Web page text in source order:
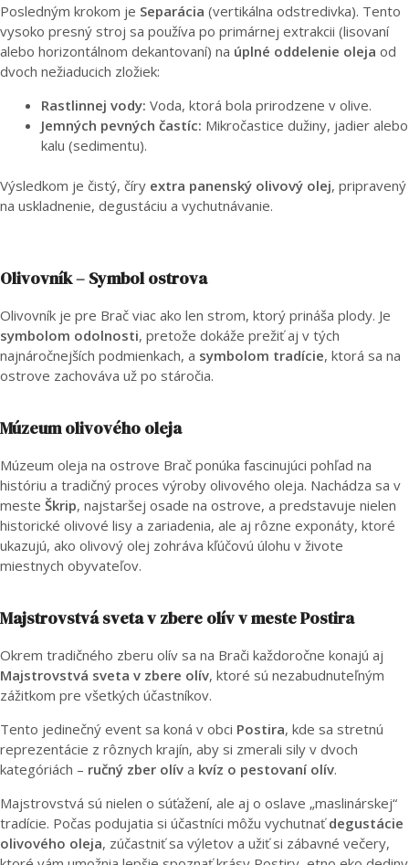
Posledným krokom je Separácia (vertikálna odstredivka). Tento
vysoko presný stroj sa používa po primárnej extrakcii (lisovaní
alebo horizontálnom dekantovaní) na úplné oddelenie oleja od
dvoch nežiaducich zložiek:
Rastlinnej vody: Voda, ktorá bola prirodzene v olive.
Jemných pevných častíc: Mikročastice dužiny, jadier alebo
kalu (sedimentu).
Výsledkom je čistý, číry extra panenský olivový olej, pripravený
na uskladnenie, degustáciu a vychutnávanie.
Olivovník – Symbol ostrova
Olivovník je pre Brač viac ako len strom, ktorý prináša plody. Je
symbolom odolnosti, pretože dokáže prežiť aj v tých
najnáročnejších podmienkach, a symbolom tradície, ktorá sa na
ostrove zachováva už po stáročia.
Múzeum olivového oleja
Múzeum oleja na ostrove Brač ponúka fascinujúci pohľad na
históriu a tradičný proces výroby olivového oleja. Nachádza sa v
meste Škrip, najstaršej osade na ostrove, a predstavuje nielen
historické olivové lisy a zariadenia, ale aj rôzne exponáty, ktoré
ukazujú, ako olivový olej zohráva kľúčovú úlohu v živote
miestnych obyvateľov.
Majstrovstvá sveta v zbere olív v meste Postira
Okrem tradičného zberu olív sa na Brači každoročne konajú aj
Majstrovstvá sveta v zbere olív, ktoré sú nezabudnuteľným
zážitkom pre všetkých účastníkov.
Tento jedinečný event sa koná v obci Postira, kde sa stretnú
reprezentácie z rôznych krajín, aby si zmerali sily v dvoch
kategóriách – ručný zber olív a kvíz o pestovaní olív.
Majstrovstvá sú nielen o súťažení, ale aj o oslave „maslinárskej“
tradície. Počas podujatia si účastníci môžu vychutnaťdegustácie
olivového oleja, zúčastniť sa výletov a užiť si zábavné večery,